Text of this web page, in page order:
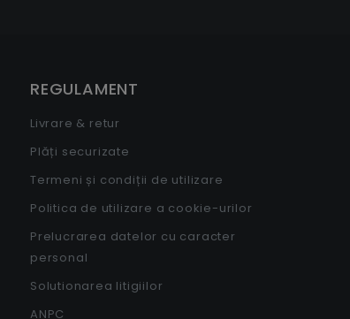
REGULAMENT
Livrare & retur
Plăți securizate
Termeni și condiții de utilizare
Politica de utilizare a cookie-urilor
Prelucrarea datelor cu caracter
personal
Solutionarea litigiilor
ANPC